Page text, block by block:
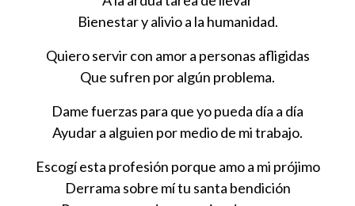
Bienestar y alivio a la humanidad.
Quiero servir con amor a personas afligidas
Que sufren por algún problema.
Dame fuerzas para que yo pueda día a día
Ayudar a alguien por medio de mi trabajo.
Escogí esta profesión porque amo a mi prójimo
Derrama sobre mí tu santa bendición